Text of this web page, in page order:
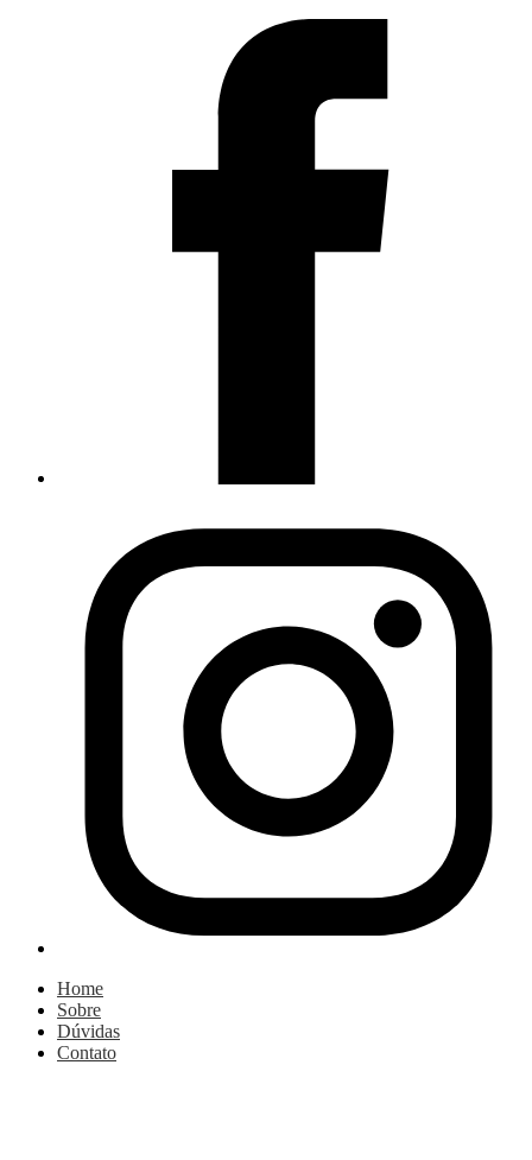
Home
Sobre
Dúvidas
Contato